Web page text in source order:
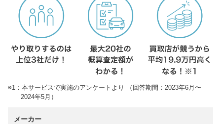
※1：本サービスで実施のアンケートより （回答期間：2023年6月〜
2024年5月）
メーカー